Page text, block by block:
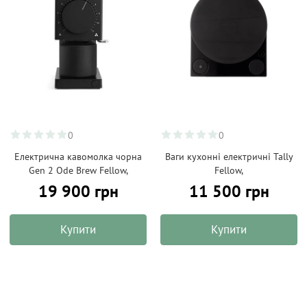
0
Електрична кавомолка чорна
Gen 2 Ode Brew Fellow,
19 900 грн
Купити
0
Ваги кухонні електричні Tally
Fellow,
11 500 грн
Купити